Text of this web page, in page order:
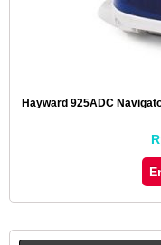
Hayward 925ADC